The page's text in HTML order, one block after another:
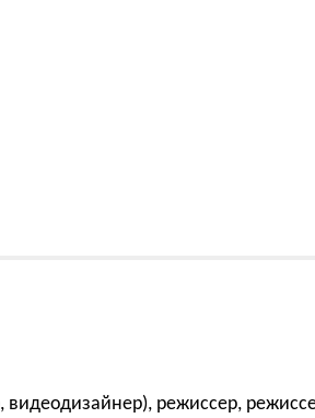
видеодизайнер), режиссер,